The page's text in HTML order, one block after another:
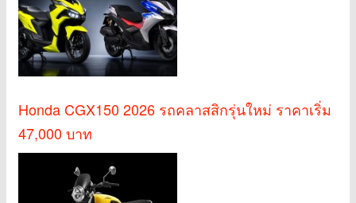
Honda CGX150 2026 รถคลาสสิกรุ่นใหม่ ราคาเริ่ม
47,000 บาท